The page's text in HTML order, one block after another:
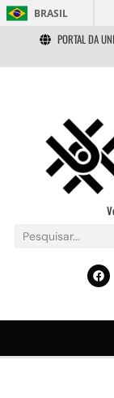
BRASIL
PORTAL DA